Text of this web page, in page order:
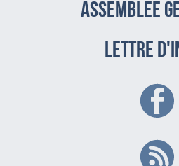
assemblée
LETTRE